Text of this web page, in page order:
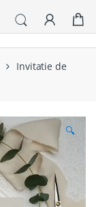
Invitatie de
🔍